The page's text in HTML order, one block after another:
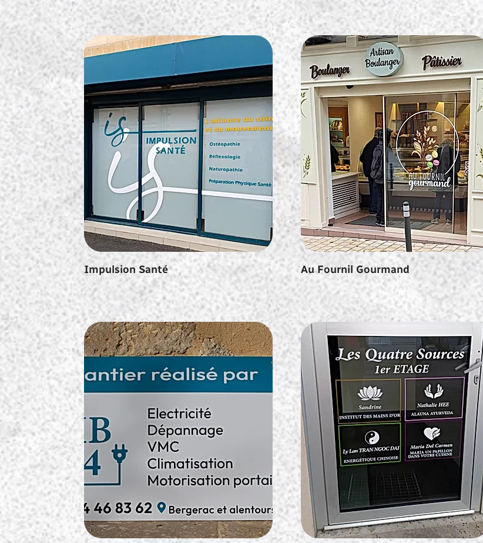
Impulsion Santé Au Fournil Gourmand